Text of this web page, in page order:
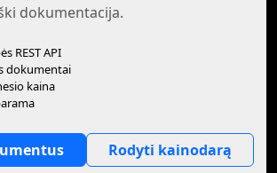
dokumentacija.
REST API
dokumentai
kaina
Rodyti kainodarą